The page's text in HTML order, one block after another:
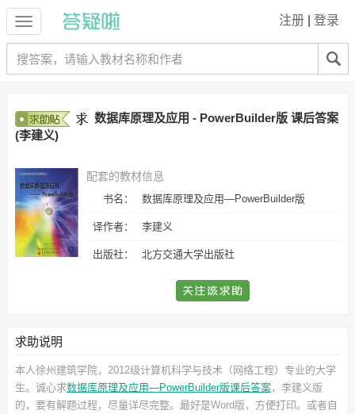
注册 登录
数据库原理及应用 - PowerBuilder版 课后答案
(李建义)
配套的教材信息
书名： 数据库原理及应用—PowerBuilder版
译作者： 李建义
出版社： 北方交通大学出版社
求助说明
本人徐州建筑学院，2012级计算机科学与技术（网络工程）专业的大学
生。诚心求数据库原理及应用—PowerBuilder版课后答案，李建义版
的，要有解题过程，尽量详尽完整。最好是Word版，方便打印。或者自